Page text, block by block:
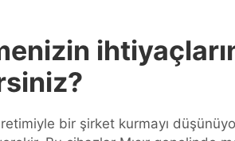
bir şirket kurmayı